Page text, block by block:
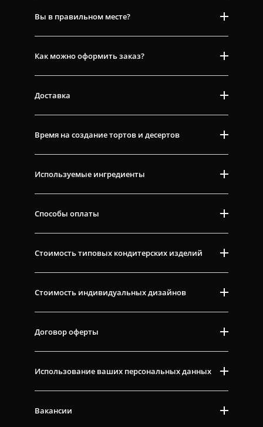
Вы в правильном месте?
Как можно оформить заказ?
Доставка
Время на создание тортов и десертов
Используемые ингредиенты
Способы оплаты
Стоимость типовых кондитерских изделий
Стоимость индивидуальных дизайнов
Договор оферты
Использование ваших персональных данных
Вакансии